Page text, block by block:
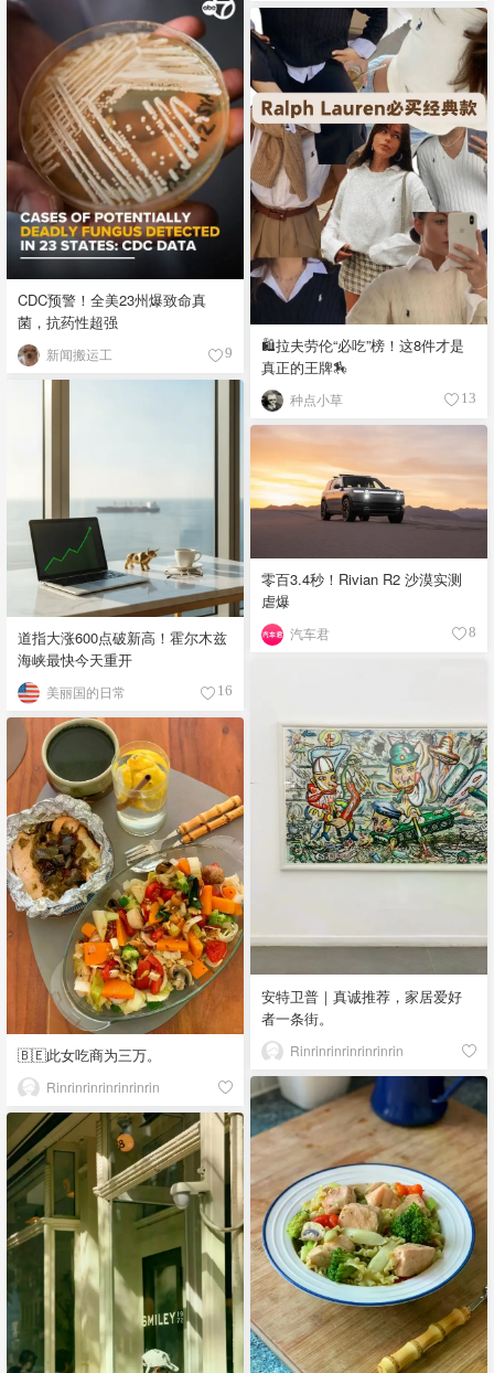
CDC预警！全美23州爆致命真
菌，抗药性超强
新闻搬运工 9
🛍️拉夫劳伦“必吃”榜！这8件才是
真正的王牌🏇
种点小草 13
道指大涨600点破新高！霍尔木兹
海峡最快今天重开
美丽国的日常 16
零百3.4秒！Rivian R2 沙漠实测
虐爆
汽车君 8
安特卫普｜真诚推荐，家居爱好
者一条街。
Rinrinrinrinrinrinrin
🇧🇪此女吃商为三万。
Rinrinrinrinrinrinrin